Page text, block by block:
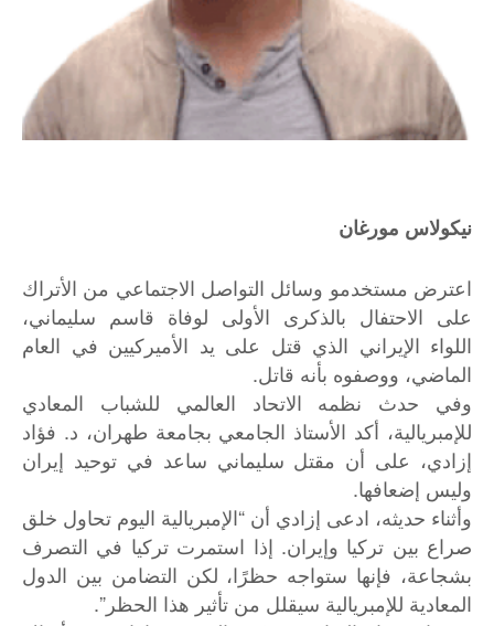
نيكولاس مورغان
اعترض مستخدمو وسائل التواصل الاجتماعي من الأتراك
على الاحتفال بالذكرى الأولى لوفاة قاسم سليماني،
اللواء الإيراني الذي قتل على يد الأميركيين في العام
الماضي، ووصفوه بأنه قاتل.
وفي حدث نظمه الاتحاد العالمي للشباب المعادي
للإمبريالية، أكد الأستاذ الجامعي بجامعة طهران، د. فؤاد
إزادي، على أن مقتل سليماني ساعد في توحيد إيران
وليس إضعافها.
وأثناء حديثه، ادعى إزادي أن “الإمبريالية اليوم تحاول خلق
صراع بين تركيا وإيران. إذا استمرت تركيا في التصرف
بشجاعة، فإنها ستواجه حظرًا، لكن التضامن بين الدول
المعادية للإمبريالية سيقلل من تأثير هذا الحظر”.